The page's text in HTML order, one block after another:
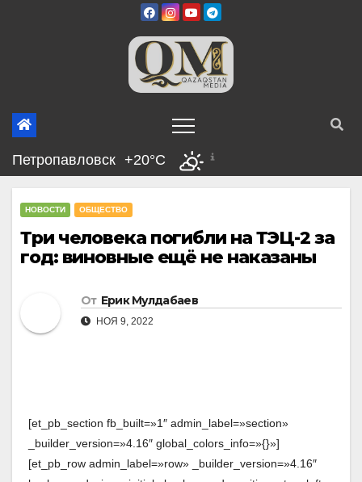
Петропавловск +20°C
НОВОСТИ ОБЩЕСТВО
Три человека погибли на ТЭЦ-2 за
год: виновные ещё не наказаны
От Ерик Мулдабаев
НОЯ 9, 2022
[et_pb_section fb_built=»1″ admin_label=»section»
_builder_version=»4.16″ global_colors_info=»{}»]
[et_pb_row admin_label=»row» _builder_version=»4.16″